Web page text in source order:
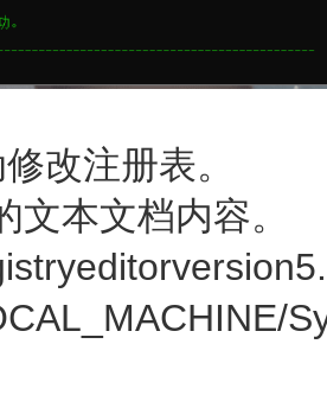
改注册表。
文本文档内容。